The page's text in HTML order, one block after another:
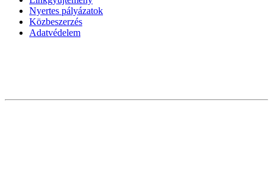
Nyertes pályázatok
Közbeszerzés
Adatvédelem